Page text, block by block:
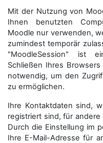
Mit der Nutzung von
Ihnen benutzten
Moodle nur verwenden,
zumindest temporär
"MoodleSession" ist
Schließen Ihres
notwendig, um den
zu ermöglichen.
Ihre Kontaktdaten sind,
registriert sind, für
Durch die Einstellung im
Ihre E-Mail-Adresse für